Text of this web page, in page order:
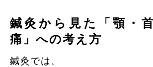
鍼灸から見た「顎・
痛」への考え方
鍼灸では、